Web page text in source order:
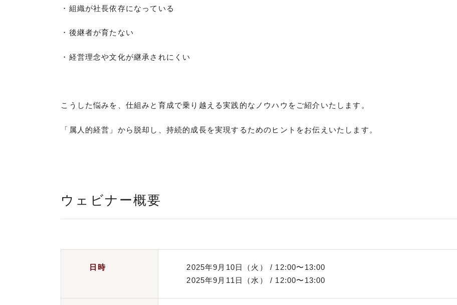
・組織が社長依存になっている
・後継者が育たない
・経営理念や文化が継承されにくい
こうした悩みを、仕組みと育成で乗り越える実践的なノウハウをご紹介いたします。
「属人的経営」から脱却し、持続的成長を実現するためのヒントをお伝えいたします。
ウェビナー概要
日時
2025年9月10日（火） / 12:00〜13:00
2025年9月11日（水） / 12:00〜13:00